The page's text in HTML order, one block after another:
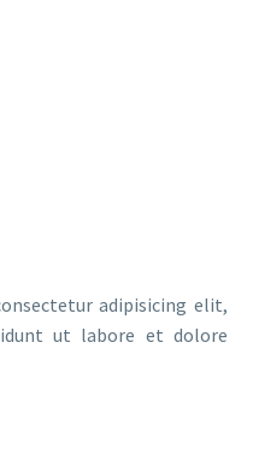
adipisicing elit,
ut labore et dolore